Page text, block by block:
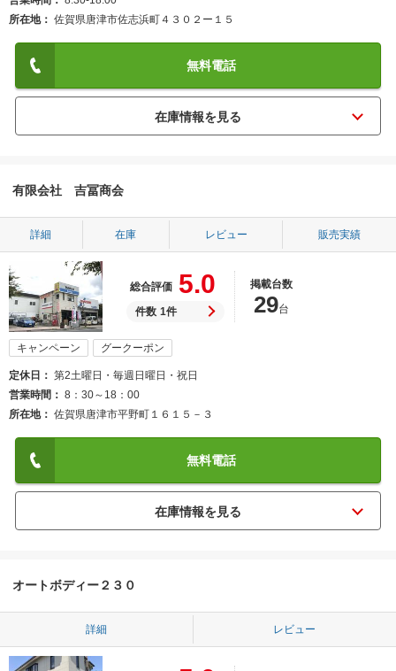
所在地
佐賀県唐津市佐志浜町４３０２ー１５
無料電話
有限会社 吉冨商会
詳細 在庫 レビュー 販売実績
総合評価 5.0
件数 1件
掲載台数
29台
キャンペーン グークーポン
定休日
第2土曜日・毎週日曜日・祝日
営業時間
8：30～18：00
所在地
佐賀県唐津市平野町１６１５－３
無料電話
オートボディー２３０
詳細 レビュー